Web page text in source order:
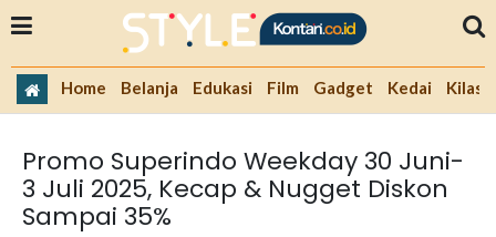
Home Belanja Edukasi Film Gadget Kedai Kilas
Promo Superindo Weekday 30 Juni-
3 Juli 2025, Kecap & Nugget Diskon
Sampai 35%